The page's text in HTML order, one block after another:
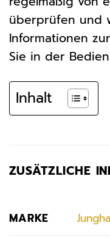
überprüfen und
Informationen
Sie in der
Inhalt
ZUSÄTZLICHE
MARKE